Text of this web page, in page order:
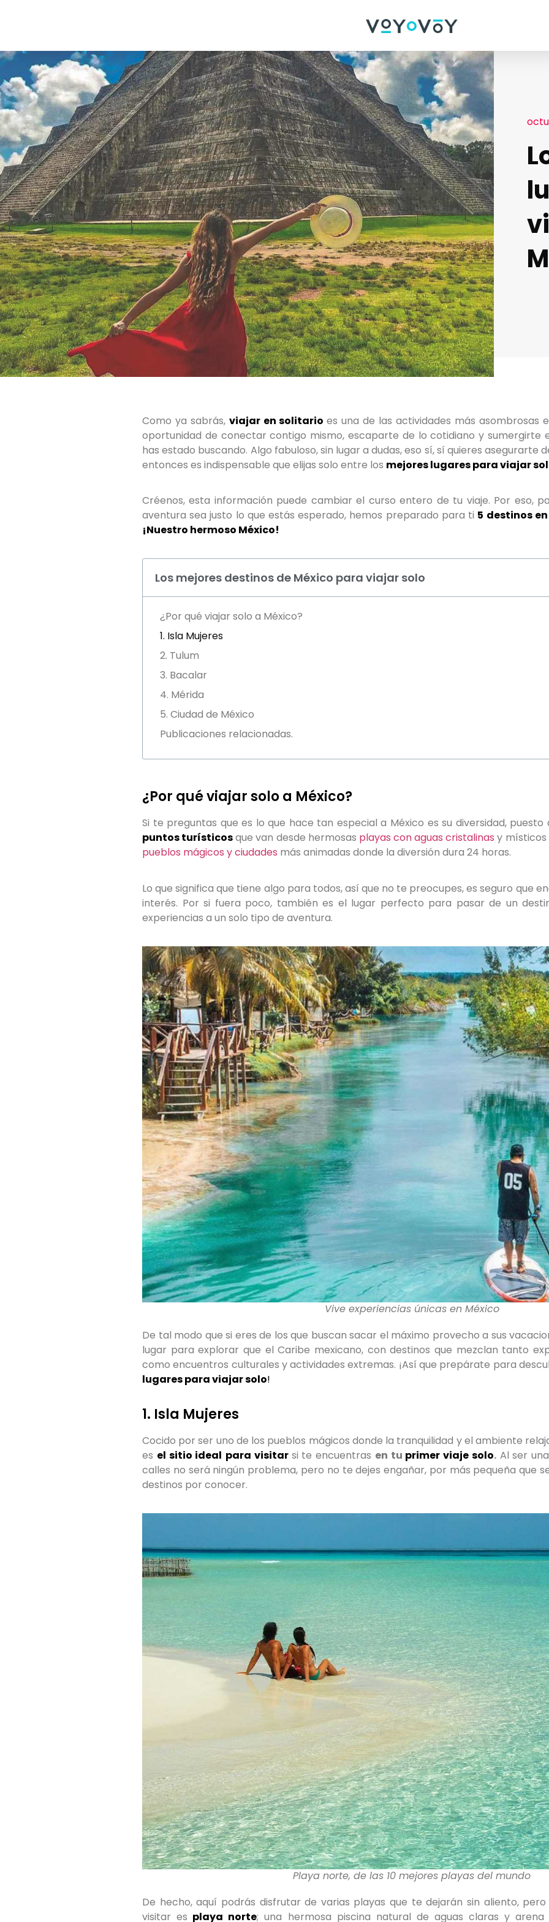
Como ya sabrás, viajar en solitarioes una de las actividades más asombrosas
oportunidad de conectar contigo mismo, escaparte de lo cotidiano y sumergirte
has estado buscando. Algo fabuloso, sin lugar a dudas, eso sí, sí quieres asegurarte
entonces es indispensable que elijas solo entre los mejores lugares para viajar
Créenos, esta información puede cambiar el curso entero de tu viaje. Por eso,
aventura sea justo lo que estás esperado, hemos preparado para ti 5 destinos
¡Nuestro hermoso México!
Los mejores destinos de México para viajar solo
¿Por qué viajar solo a México?
1. Isla Mujeres
2. Tulum
3. Bacalar
4. Mérida
5. Ciudad de México
Publicaciones relacionadas.
¿Por qué viajar solo a México?
Si te preguntas que es lo que hace tan especial a México es su diversidad, puesto
puntos turísticosque van desde hermosas playas con aguas cristalinas y místicos
pueblos mágicos y ciudades más animadas donde la diversión dura 24 horas.
Lo que significa que tiene algo para todos, así que no te preocupes, es seguro que
interés. Por si fuera poco, también es el lugar perfecto para pasar de un
experiencias a un solo tipo de aventura.
Vive experiencias únicas en México
De tal modo que si eres de los que buscan sacar el máximo provecho a sus
lugar para explorar que el Caribe mexicano, con destinos que mezclan tanto
como encuentros culturales y actividades extremas. ¡Así que prepárate para
lugares para viajar solo!
1. Isla Mujeres
Cocido por ser uno de los pueblos mágicos donde la tranquilidad y el ambiente
es el sitio ideal para visitar si te encuentras en tu primer viaje solo.Al ser
calles no será ningún problema, pero no te dejes engañar, por más pequeña que
destinos por conocer.
Playa norte, de las 10 mejores playas del mundo
De hecho, aquí podrás disfrutar de varias playas que te dejarán sin aliento,
visitar es playa norte; una hermosa piscina natural de aguas claras y